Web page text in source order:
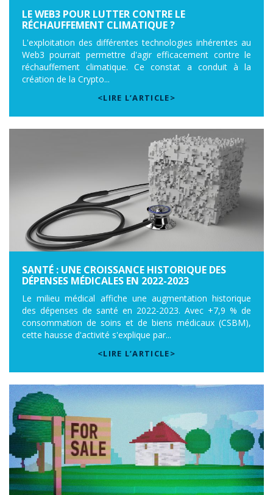
LE WEB3 POUR LUTTER CONTRE LE
RÉCHAUFFEMENT CLIMATIQUE ?
L'exploitation des différentes technologies inhérentes au
Web3 pourrait permettre d'agir efficacement contre le
réchauffement climatique. Ce constat a conduit à la
création de la Crypto...
<LIRE L’ARTICLE>
SANTÉ : UNE CROISSANCE HISTORIQUE DES
DÉPENSES MÉDICALES EN 2022-2023
Le milieu médical affiche une augmentation historique
des dépenses de santé en 2022-2023. Avec +7,9 % de
consommation de soins et de biens médicaux (CSBM),
cette hausse d'activité s'explique par...
<LIRE L’ARTICLE>